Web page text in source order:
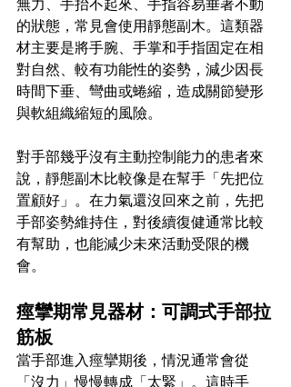
無力、手抬不起來、手指容易垂著不動
的狀態，常見會使用靜態副木。這類器
材主要是將手腕、手掌和手指固定在相
對自然、較有功能性的姿勢，減少因長
時間下垂、彎曲或蜷縮，造成關節變形
與軟組織縮短的風險。
對手部幾乎沒有主動控制能力的患者來
說，靜態副木比較像是在幫手「先把位
置顧好」。在力氣還沒回來之前，先把
手部姿勢維持住，對後續復健通常比較
有幫助，也能減少未來活動受限的機
會。
痙攣期常見器材：可調式手部拉
筋板
當手部進入痙攣期後，情況通常會從
「沒力」慢慢轉成「太緊」。這時手